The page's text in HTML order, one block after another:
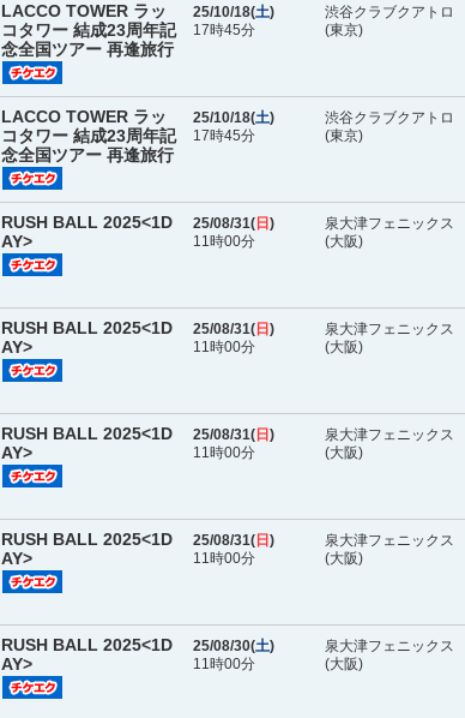
LACCO TOWER ラッ
コタワー 結成23周年記
念全国ツアー 再逢旅行
25/10/18(土)
17時45分
渋谷クラブクアトロ
(東京)
LACCO TOWER ラッ
コタワー 結成23周年記
念全国ツアー 再逢旅行
25/10/18(土)
17時45分
渋谷クラブクアトロ
(東京)
RUSH BALL 2025<1D
AY>
25/08/31( 日 )
11時00分
泉大津フェニックス
(大阪)
RUSH BALL 2025<1D
AY>
25/08/31( 日 )
11時00分
泉大津フェニックス
(大阪)
RUSH BALL 2025<1D
AY>
25/08/31( 日 )
11時00分
泉大津フェニックス
(大阪)
RUSH BALL 2025<1D
AY>
25/08/31( 日 )
11時00分
泉大津フェニックス
(大阪)
RUSH BALL 2025<1D
AY>
25/08/30(土)
11時00分
泉大津フェニックス
(大阪)